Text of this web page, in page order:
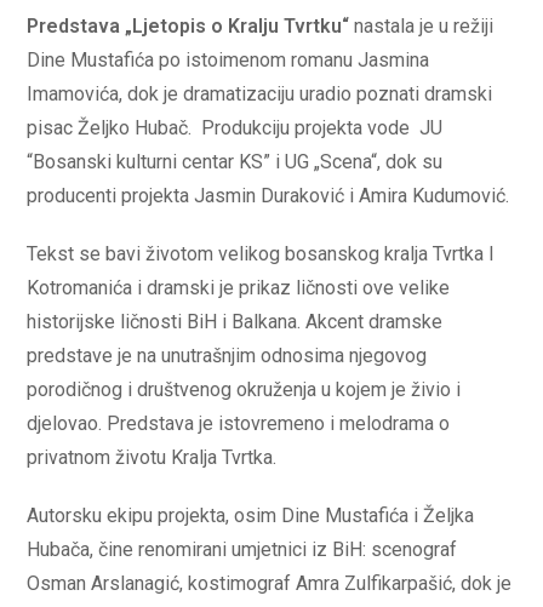
Predstava „Ljetopis o Kralju Tvrtku“ nastala je u režiji
Dine Mustafića po istoimenom romanu Jasmina
Imamovića, dok je dramatizaciju uradio poznati dramski
pisac Željko Hubač. Produkciju projekta vode JU
“Bosanski kulturni centar KS” i UG „Scena“, dok su
producenti projekta Jasmin Duraković i Amira Kudumović.
Tekst se bavi životom velikog bosanskog kralja Tvrtka I
Kotromanića i dramski je prikaz ličnosti ove velike
historijske ličnosti BiH i Balkana. Akcent dramske
predstave je na unutrašnjim odnosima njegovog
porodičnog i društvenog okruženja u kojem je živio i
djelovao. Predstava je istovremeno i melodrama o
privatnom životu Kralja Tvrtka.
Autorsku ekipu projekta, osim Dine Mustafića i Željka
Hubača, čine renomirani umjetnici iz BiH: scenograf
Osman Arslanagić, kostimograf Amra Zulfikarpašić, dok je